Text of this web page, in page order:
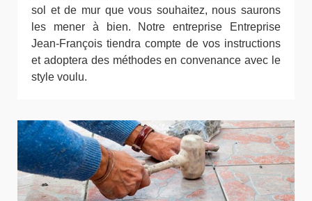
sol et de mur que vous souhaitez, nous saurons
les mener à bien. Notre entreprise Entreprise
Jean-François tiendra compte de vos instructions
et adoptera des méthodes en convenance avec le
style voulu.